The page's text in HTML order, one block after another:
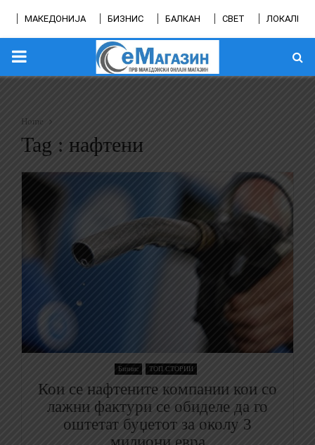
МАКЕДОНИЈА БИЗНИС БАЛКАН СВЕТ ЛОКАЛНО
PRIMARY
Home
Tag : нафтени
Бизнис ТОП СТОРИИ
Кои се нафтените компании кои со
лажни фактури се обиделе да го
оштетат буџетот за околу 3